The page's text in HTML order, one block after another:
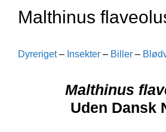
Malthinus
Dyreriget– Insekter – Biller –
Malthinus
Uden Dansk